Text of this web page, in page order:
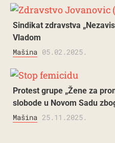
Sindikat zdravstva
Vladom
Mašina 05.02.2025.
Protest grupe „Žene za
slobode u Novom Sadu
Mašina 25.11.2025.